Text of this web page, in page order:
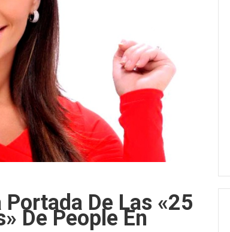
De Las «25
De People En